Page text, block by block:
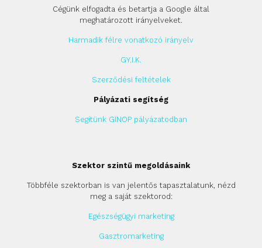
Cégünk elfogadta és betartja a Google által
meghatározott irányelveket.
Harmadik félre vonatkozó irányelv
GY.I.K.
Szerződési feltételek
Pályázati segítség
Segítünk GINOP pályázatodban
Szektor szintű megoldásaink
Többféle szektorban is van jelentős tapasztalatunk, nézd
meg a saját szektorod:
Egészségügyi marketing
Gasztromarketing